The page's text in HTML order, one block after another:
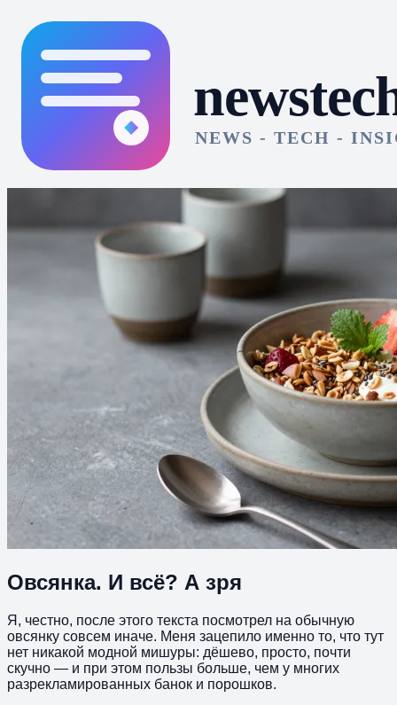
Овсянка. И всё? А зря
Я, честно, после этого текста посмотрел на обычную
овсянку совсем иначе. Меня зацепило именно то, что тут
нет никакой модной мишуры: дёшево, просто, почти
скучно — и при этом пользы больше, чем у многих
разрекламированных банок и порошков.